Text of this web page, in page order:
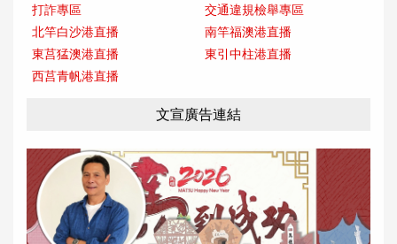
打詐專區
交通違規檢舉專區
北竿白沙港直播
南竿福澳港直播
東莒猛澳港直播
東引中柱港直播
西莒青帆港直播
文宣廣告連結